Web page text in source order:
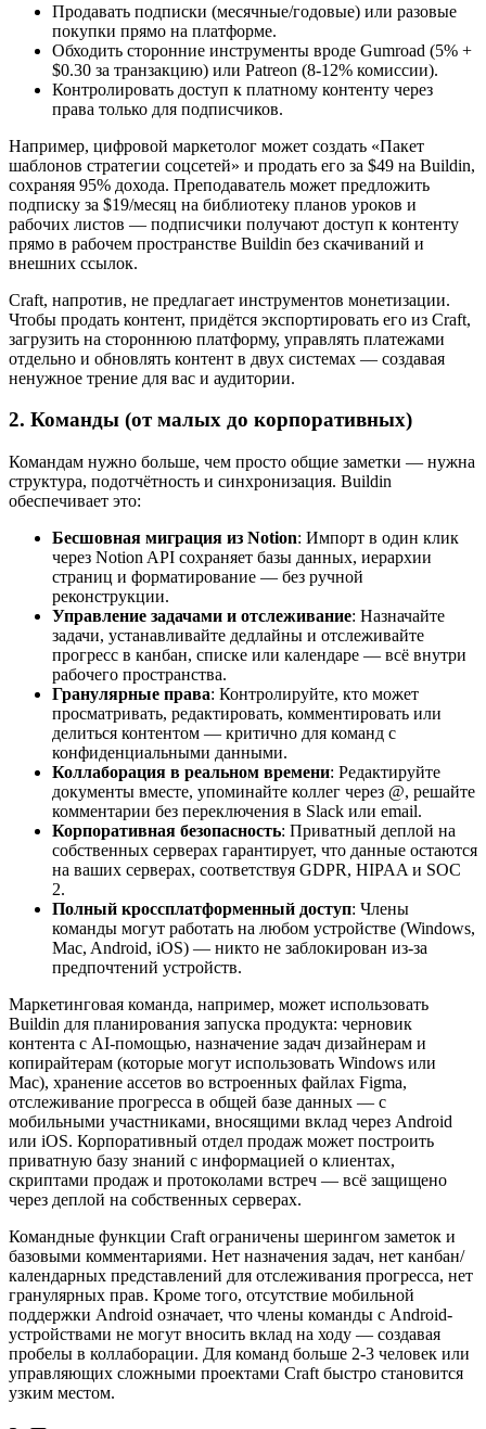
Продавать подписки (месячные/годовые) или разовые
покупки прямо на платформе.
Обходить сторонние инструменты вроде Gumroad (5% +
$0.30 за транзакцию) или Patreon (8-12% комиссии).
Контролировать доступ к платному контенту через
права только для подписчиков.
Например, цифровой маркетолог может создать «Пакет
шаблонов стратегии соцсетей» и продать его за $49 на Buildin,
сохраняя 95% дохода. Преподаватель может предложить
подписку за $19/месяц на библиотеку планов уроков и
рабочих листов — подписчики получают доступ к контенту
прямо в рабочем пространстве Buildin без скачиваний и
внешних ссылок.
Craft, напротив, не предлагает инструментов монетизации.
Чтобы продать контент, придётся экспортировать его из Craft,
загрузить на стороннюю платформу, управлять платежами
отдельно и обновлять контент в двух системах — создавая
ненужное трение для вас и аудитории.
2. Команды (от малых до корпоративных)
Командам нужно больше, чем просто общие заметки — нужна
структура, подотчётность и синхронизация. Buildin
обеспечивает это:
Бесшовная миграция из Notion: Импорт в один клик
через Notion API сохраняет базы данных, иерархии
страниц и форматирование — без ручной
реконструкции.
Управление задачами и отслеживание: Назначайте
задачи, устанавливайте дедлайны и отслеживайте
прогресс в канбан, списке или календаре — всё внутри
рабочего пространства.
Гранулярные права: Контролируйте, кто может
просматривать, редактировать, комментировать или
делиться контентом — критично для команд с
конфиденциальными данными.
Коллаборация в реальном времени: Редактируйте
документы вместе, упоминайте коллег через @, решайте
комментарии без переключения в Slack или email.
Корпоративная безопасность: Приватный деплой на
собственных серверах гарантирует, что данные остаются
на ваших серверах, соответствуя GDPR, HIPAA и SOC
2.
Полный кроссплатформенный доступ: Члены
команды могут работать на любом устройстве (Windows,
Mac, Android, iOS) — никто не заблокирован из-за
предпочтений устройств.
Маркетинговая команда, например, может использовать
Buildin для планирования запуска продукта: черновик
контента с AI-помощью, назначение задач дизайнерам и
копирайтерам (которые могут использовать Windows или
Mac), хранение ассетов во встроенных файлах Figma,
отслеживание прогресса в общей базе данных — с
мобильными участниками, вносящими вклад через Android
или iOS. Корпоративный отдел продаж может построить
приватную базу знаний с информацией о клиентах,
скриптами продаж и протоколами встреч — всё защищено
через деплой на собственных серверах.
Командные функции Craft ограничены шерингом заметок и
базовыми комментариями. Нет назначения задач, нет канбан/
календарных представлений для отслеживания прогресса, нет
гранулярных прав. Кроме того, отсутствие мобильной
поддержки Android означает, что члены команды с Android-
устройствами не могут вносить вклад на ходу — создавая
пробелы в коллаборации. Для команд больше 2-3 человек или
управляющих сложными проектами Craft быстро становится
узким местом.